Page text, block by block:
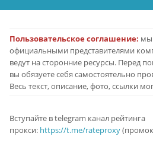
Пользовательское соглашение: мы
официальными представителями
ведут на сторонние ресурсы. Перед
вы обязуете себя самостоятельно
Весь текст, описание, фото, ссылки
Вступайте в telegram канал рейтинга
прокси: https://t.me/rateproxy